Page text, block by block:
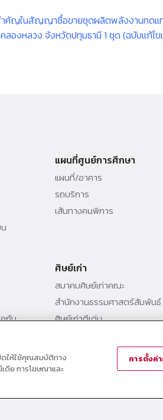
ำคัญในสัญญาซื้อขายชุดผลิตพลังงานทด
องหลวง จังหวัดปทุมธานี 1 ชุด (ฉบับแก้ไข
แผนที่ศูนย์การศึกษา
แผนที่/อาคาร
รถบริการ
เส้นทางคนพิการ
กับ
ศิษย์เก่า
สมาคมศิษย์เก่าคณะ
สำนักงานธรรมศาสตร์สัมพันธ์
ศิษย์เก่าดีเด่น
ดให้ใช้คุณสมบัติทาง
ดีย การโฆษณาและ
การตั้งค่